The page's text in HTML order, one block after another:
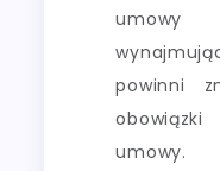
umowy
powinni
umowy.